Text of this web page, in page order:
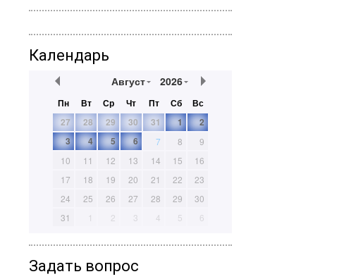
Календарь
Август 2026
Пн Вт Ср Чт Пт Сб
Вс
27
28 29 30 31 1
2
3
4 5 6 7 8
9
10
11 12 13 14 15
16
17
18 19 20 21 22
23
24
25 26 27 28 29
30
31
1 2 3 4 5 6
Задать вопрос